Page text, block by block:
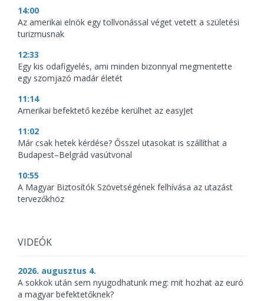
14:00
Az amerikai elnök egy tollvonással véget vetett a születési
turizmusnak
12:33
Egy kis odafigyelés, ami minden bizonnyal megmentette
egy szomjazó madár életét
11:14
Amerikai befektető kezébe kerülhet az easyJet
11:02
Már csak hetek kérdése? Ősszel utasokat is szállíthat a
Budapest–Belgrád vasútvonal
10:55
A Magyar Biztosítók Szövetségének felhívása az utazást
tervezőkhöz
VIDEÓK
2026. augusztus 4.
A sokkok után sem nyugodhatunk meg: mit hozhat az euró
a magyar befektetőknek?